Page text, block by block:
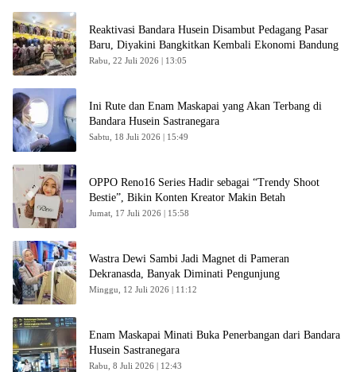
Reaktivasi Bandara Husein Disambut Pedagang Pasar
Baru, Diyakini Bangkitkan Kembali Ekonomi Bandung
Rabu, 22 Juli 2026 | 13:05
Ini Rute dan Enam Maskapai yang Akan Terbang di
Bandara Husein Sastranegara
Sabtu, 18 Juli 2026 | 15:49
OPPO Reno16 Series Hadir sebagai “Trendy Shoot
Bestie”, Bikin Konten Kreator Makin Betah
Jumat, 17 Juli 2026 | 15:58
Wastra Dewi Sambi Jadi Magnet di Pameran
Dekranasda, Banyak Diminati Pengunjung
Minggu, 12 Juli 2026 | 11:12
Enam Maskapai Minati Buka Penerbangan dari Bandara
Husein Sastranegara
Rabu, 8 Juli 2026 | 12:43